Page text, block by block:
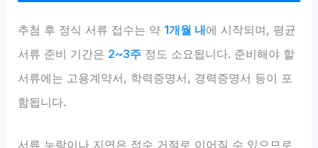
추첨 후 정식 서류 접수는 약 1개월 내에 시작되며, 평균
서류 준비 기간은 2~3주 정도 소요됩니다. 준비해야 할
서류에는 고용계약서, 학력증명서, 경력증명서 등이 포
함됩니다.
서류 누락이나 지연은 접수 거절로 이어질 수 있으므로